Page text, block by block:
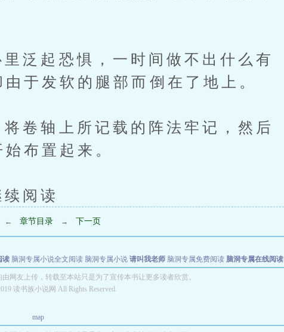
起恐惧，一时间做不出什么有
于发软的腿部而倒在了地上。
轴上所记载的阵法牢记，然后
布置起来。
阅读
← 章节目录 → 下一页
读 脑洞专属小说全文阅读 脑洞专属小说 请叫我老师 脑洞专属免费阅读 脑洞专属在线阅读
书第一天就结婚小说全文阅读
网友上传，转载至本站只是为了宣传本书让更多读者欣赏。
读书族小说网 All Rights Reserved.
map